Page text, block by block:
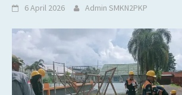
6 April 2026 Admin SMKN2PKP